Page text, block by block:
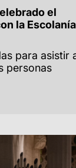
el
la Escolanía
para asistir
personas